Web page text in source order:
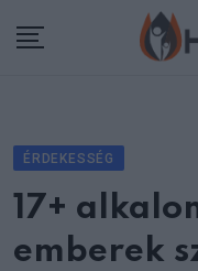
ÉRDEKESSÉG
17+
emberek